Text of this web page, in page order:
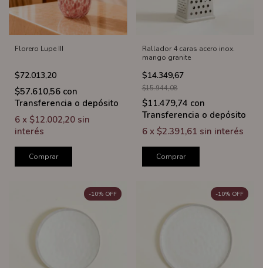
Florero Lupe III
$72.013,20
$57.610,56 con
Transferencia o depósito
6 x $12.002,20 sin
interés
Comprar
Rallador 4 caras acero inox.
mango granite
$14.349,67
$15.944,08
$11.479,74 con
Transferencia o depósito
6 x $2.391,61 sin interés
Comprar
-10% OFF -10% OFF